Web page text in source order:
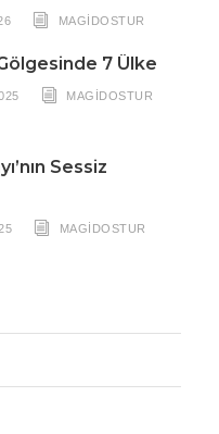
MAGIDOSTUR
7 Ülke
MAGIDOSTUR
Sessiz
MAGIDOSTUR